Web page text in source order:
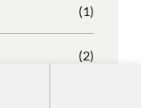
(1)
(2)